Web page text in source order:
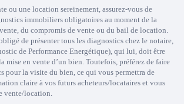
ou une location sereinement, assurez-vous de
immobiliers obligatoires au moment de la
du compromis de vente ou du bail de location.
de présenter tous les diagnostics chez le notaire,
de Performance Energétique), qui lui, doit être
mise en vente d’un bien. Toutefois, préférez de faire
pour la visite du bien, ce qui vous permettra de
claire à vos futurs acheteurs/locataires et vous
vente/location.